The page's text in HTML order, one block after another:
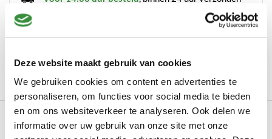
Deze website maakt gebruik van cookies
We gebruiken cookies om content en advertenties te
personaliseren, om functies voor social media te bieden
en om ons websiteverkeer te analyseren. Ook delen we
informatie over uw gebruik van onze site met onze
marktlocaties
Geen minimale orderprijs!
Omschrijving